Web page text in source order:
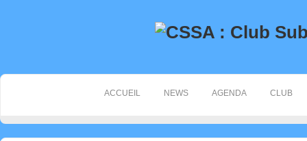
ACCUEIL NEWS AGENDA CLUB